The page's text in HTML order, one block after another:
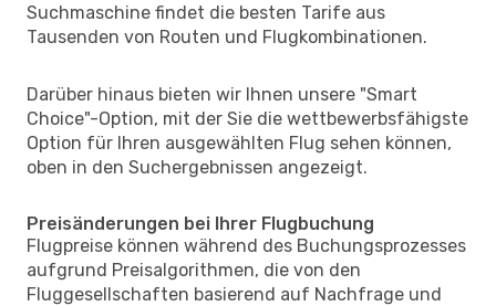
Suchmaschine findet die besten Tarife aus
Tausenden von Routen und Flugkombinationen.
Darüber hinaus bieten wir Ihnen unsere "Smart
Choice"-Option, mit der Sie die wettbewerbsfähigste
Option für Ihren ausgewählten Flug sehen können,
oben in den Suchergebnissen angezeigt.
Preisänderungen bei Ihrer Flugbuchung
Flugpreise können während des Buchungsprozesses
aufgrund Preisalgorithmen, die von den
Fluggesellschaften basierend auf Nachfrage und